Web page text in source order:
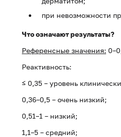
при невозможности
Что означают результаты?
Референсные значения:
Реактивность:
≤ 0,35 – уровень
0,36–0,5 – очень низкий;
0,51–1 – низкий;
1,1–5 – средний;